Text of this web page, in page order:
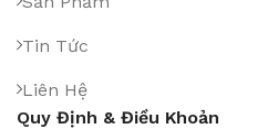
Tin Tức
Liên Hệ
Quy Định & Điều Khoản